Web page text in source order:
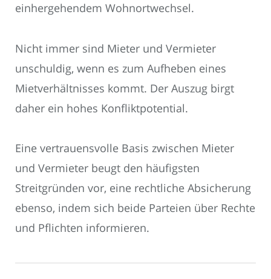
einhergehendem Wohnortwechsel.
Nicht immer sind Mieter und Vermieter
unschuldig, wenn es zum Aufheben eines
Mietverhältnisses kommt. Der Auszug birgt
daher ein hohes Konfliktpotential.
Eine vertrauensvolle Basis zwischen Mieter
und Vermieter beugt den häufigsten
Streitgründen vor, eine rechtliche Absicherung
ebenso, indem sich beide Parteien über Rechte
und Pflichten informieren.